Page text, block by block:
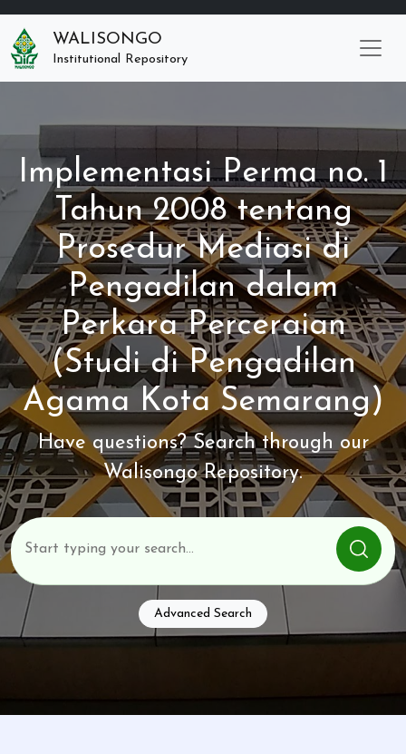
WALISONGO
Institutional Repository
Implementasi Perma no. 1
Tahun 2008 tentang
Prosedur Mediasi di
Pengadilan dalam
Perkara Perceraian
(Studi di Pengadilan
Agama Kota Semarang)
Have questions? Search through our
Walisongo Repository.
Advanced Search